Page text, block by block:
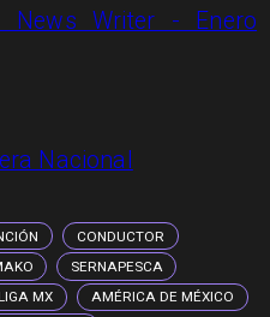
News Writer - Enero
Nacional
CONDUCTOR
SERNAPESCA
MX
AMÉRICA DE MÉXICO